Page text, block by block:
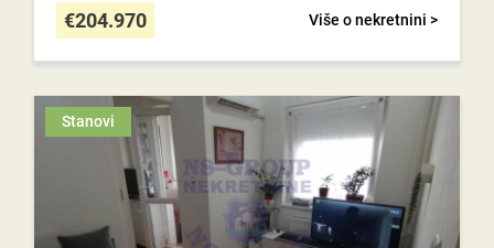
Više o nekretnini >
€204.970
Stanovi